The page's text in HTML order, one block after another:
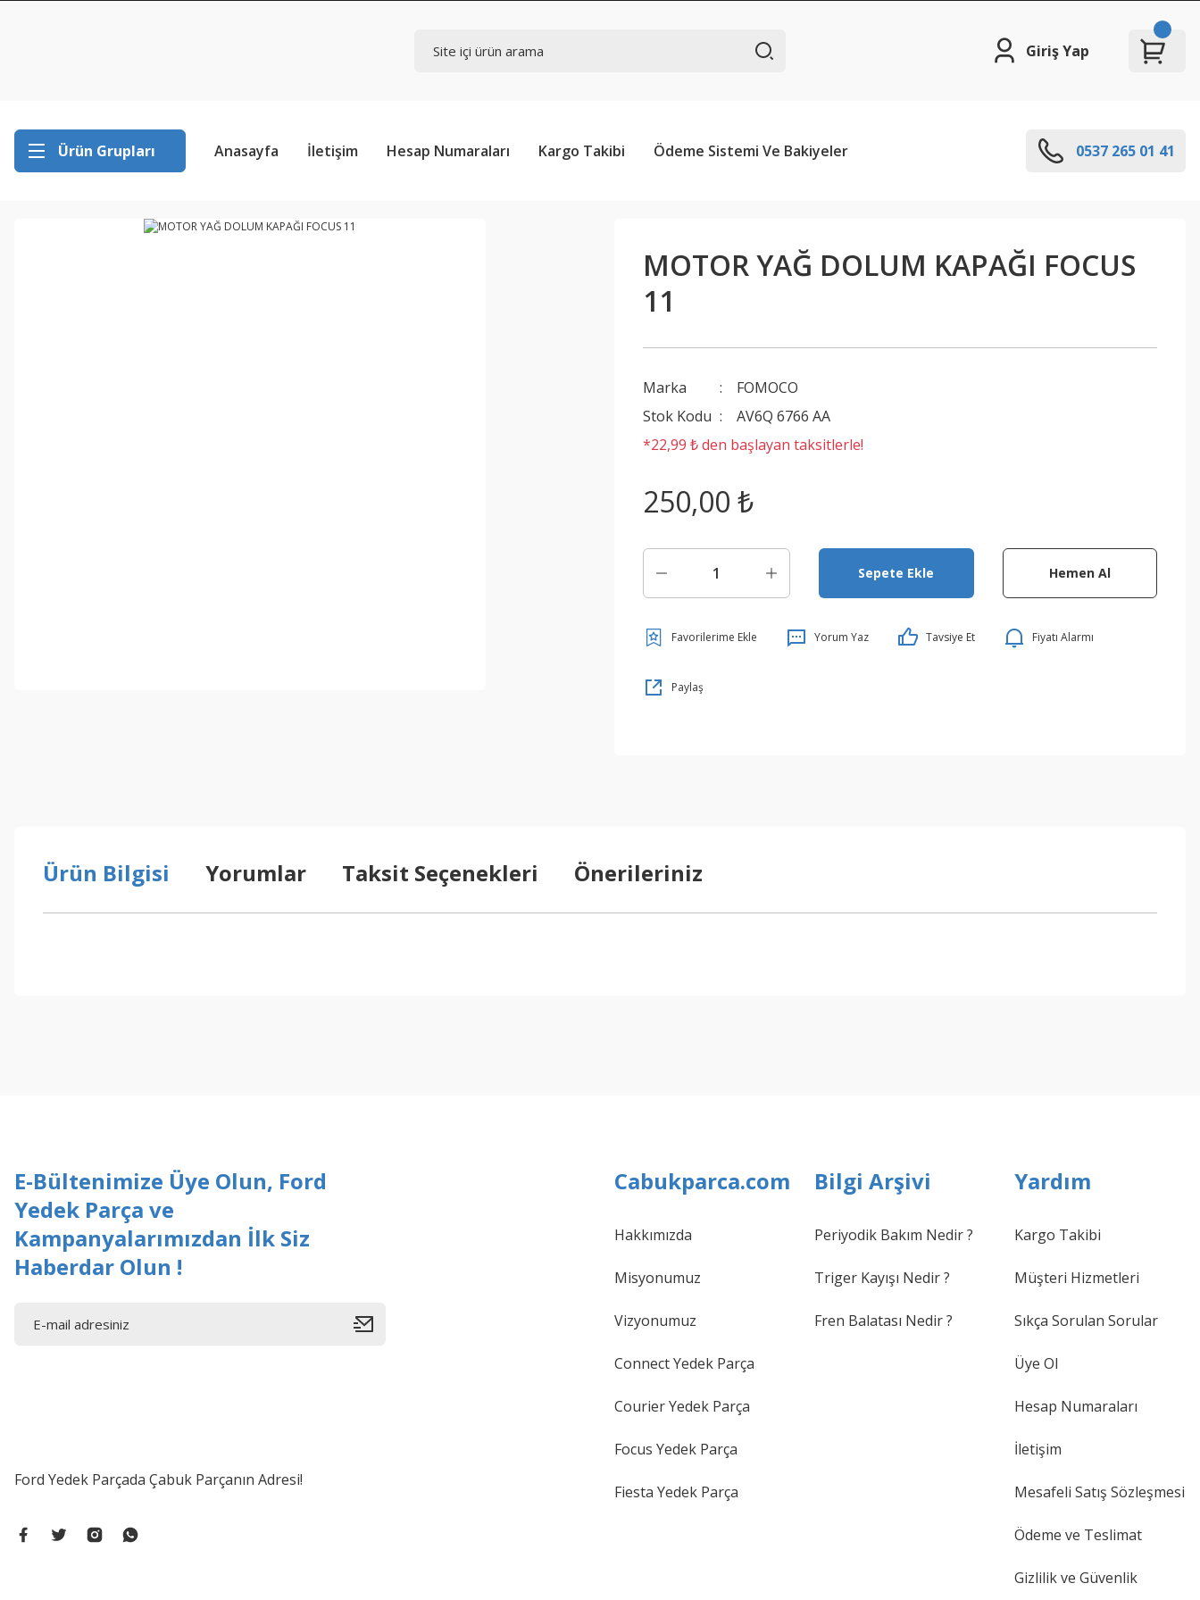
Giriş Yap
Ürün Grupları Anasayfa İletişim Hesap Numaraları Kargo Takibi Ödeme Sistemi Ve Bakiyeler 0537 265 01 41
MOTOR YAĞ DOLUM KAPAĞI FOCUS
11
Marka
FOMOCO
Stok Kodu
AV6Q 6766 AA
*22,99 ₺ den başlayan taksitlerle!
250,00 ₺
Sepete Ekle Hemen Al
Yorum Yaz Tavsiye Et Fiyatı Alarmı
Paylaş
Ürün Bilgisi Yorumlar Taksit Seçenekleri Önerileriniz
E-Bültenimize Üye Olun, Ford
Yedek Parça ve
Kampanyalarımızdan İlk Siz
Haberdar Olun !
Ford Yedek Parçada Çabuk Parçanın Adresi!
Cabukparca.com
Hakkımızda
Misyonumuz
Vizyonumuz
Connect Yedek Parça
Courier Yedek Parça
Focus Yedek Parça
Fiesta Yedek Parça
Bilgi Arşivi
Periyodik Bakım Nedir ?
Triger Kayışı Nedir ?
Fren Balatası Nedir ?
Yardım
Kargo Takibi
Müşteri Hizmetleri
Sıkça Sorulan Sorular
Üye Ol
Hesap Numaraları
İletişim
Mesafeli Satış Sözleşmesi
Ödeme ve Teslimat
Gizlilik ve Güvenlik